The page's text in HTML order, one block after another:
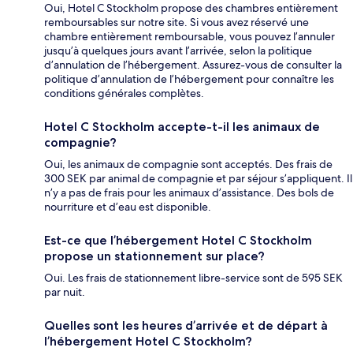
Oui, Hotel C Stockholm propose des chambres entièrement
remboursables sur notre site. Si vous avez réservé une
chambre entièrement remboursable, vous pouvez l’annuler
jusqu’à quelques jours avant l’arrivée, selon la politique
d’annulation de l’hébergement. Assurez-vous de consulter la
politique d’annulation de l’hébergement pour connaître les
conditions générales complètes.
Hotel C Stockholm accepte-t-il les animaux de
compagnie?
Oui, les animaux de compagnie sont acceptés. Des frais de
300 SEK par animal de compagnie et par séjour s’appliquent. Il
n’y a pas de frais pour les animaux d’assistance. Des bols de
nourriture et d’eau est disponible.
Est-ce que l’hébergement Hotel C Stockholm
propose un stationnement sur place?
Oui. Les frais de stationnement libre-service sont de 595 SEK
par nuit.
Quelles sont les heures d’arrivée et de départ à
l’hébergement Hotel C Stockholm?